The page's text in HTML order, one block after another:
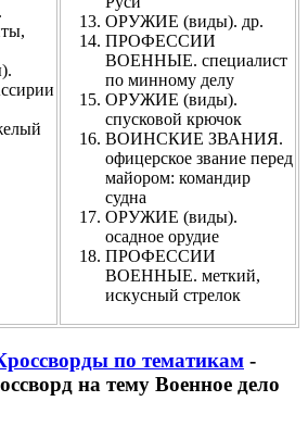
ОРУЖИЕ (виды). др.
ПРОФЕССИИ
ВОЕННЫЕ. специалист
по минному делу
ОРУЖИЕ (виды).
спусковой крючок
ВОИНСКИЕ ЗВАНИЯ.
офицерское звание перед
майором: командир
судна
ОРУЖИЕ (виды).
осадное орудие
ПРОФЕССИИ
ВОЕННЫЕ. меткий,
искусный стрелок
по тематикам -
на тему Военное дело